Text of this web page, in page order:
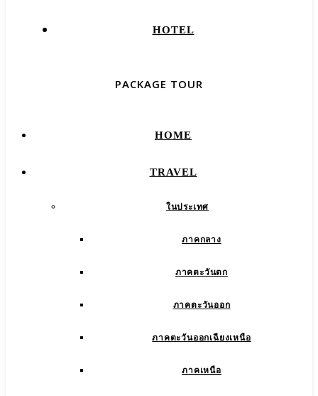
HOTEL
PACKAGE TOUR
HOME
TRAVEL
ในประเทศ
ภาคกลาง
ภาคตะวันตก
ภาคตะวันออก
ภาคตะวันออกเฉียงเหนือ
ภาคเหนือ